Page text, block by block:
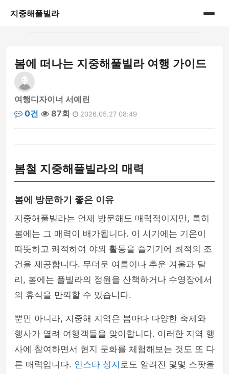
지중해풀빌라
게시판
봄에 떠나는 지중해풀빌라 여행 가이드
여행디자이너 서예린
0건
87회 2026.05.27 08:49
봄철 지중해풀빌라의 매력
봄에 방문하기 좋은 이유
지중해풀빌라는 언제 방문해도 매력적이지만, 특히
봄에는 그 매력이 배가됩니다. 이 시기에는 기온이
따뜻하고 쾌적하여 야외 활동을 즐기기에 최적의 조
건을 제공합니다. 무더운 여름이나 추운 겨울과 달
리, 봄에는 풀빌라의 정원을 산책하거나 수영장에서
의 휴식을 만끽할 수 있습니다.
뿐만 아니라, 지중해 지역은 봄마다 다양한 축제와
행사가 열려 여행객들을 맞이합니다. 이러한 지역 행
사에 참여하면서 현지 문화를 체험해보는 것도 또 다
른 매력입니다. 인스타 성지 로도 알려진 몇몇 스팟을